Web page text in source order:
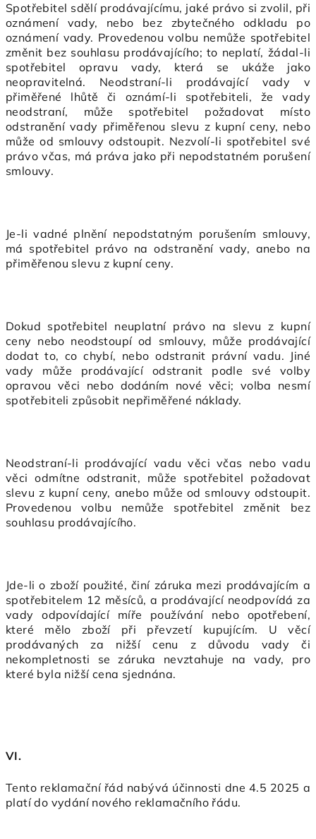
Spotřebitel sdělí prodávajícímu, jaké právo si zvolil, při
oznámení vady, nebo bez zbytečného odkladu po
oznámení vady. Provedenou volbu nemůže spotřebitel
změnit bez souhlasu prodávajícího; to neplatí, žádal-li
spotřebitel opravu vady, která se ukáže jako
neopravitelná. Neodstraní-li prodávající vady v
přiměřené lhůtě či oznámí-li spotřebiteli, že vady
neodstraní, může spotřebitel požadovat místo
odstranění vady přiměřenou slevu z kupní ceny, nebo
může od smlouvy odstoupit. Nezvolí-li spotřebitel své
právo včas, má práva jako při nepodstatném porušení
smlouvy.
Je-li vadné plnění nepodstatným porušením smlouvy,
má spotřebitel právo na odstranění vady, anebo na
přiměřenou slevu z kupní ceny.
Dokud spotřebitel neuplatní právo na slevu z kupní
ceny nebo neodstoupí od smlouvy, může prodávající
dodat to, co chybí, nebo odstranit právní vadu. Jiné
vady může prodávající odstranit podle své volby
opravou věci nebo dodáním nové věci; volba nesmí
spotřebiteli způsobit nepřiměřené náklady.
Neodstraní-li prodávající vadu věci včas nebo vadu
věci odmítne odstranit, může spotřebitel požadovat
slevu z kupní ceny, anebo může od smlouvy odstoupit.
Provedenou volbu nemůže spotřebitel změnit bez
souhlasu prodávajícího.
Jde-li o zboží použité, činí záruka mezi prodávajícím a
spotřebitelem 12 měsíců, a prodávající neodpovídá za
vady odpovídající míře používání nebo opotřebení,
které mělo zboží při převzetí kupujícím. U věcí
prodávaných za nižší cenu z důvodu vady či
nekompletnosti se záruka nevztahuje na vady, pro
které byla nižší cena sjednána.
VI.
Tento reklamační řád nabývá účinnosti dne 4.5 2025 a
platí do vydání nového reklamačního řádu.